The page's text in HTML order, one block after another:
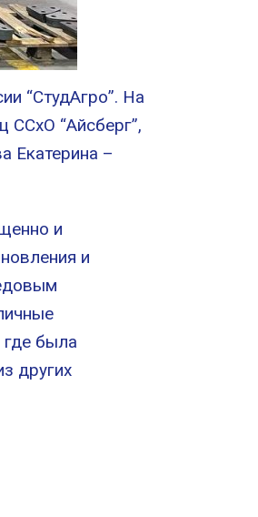
“СтудАгро”. На
ССхО “Айсберг”,
Екатерина –
и
и
была
других